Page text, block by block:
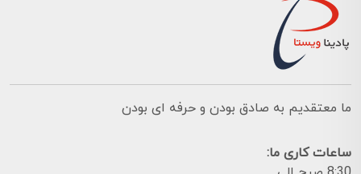
ما معتقدیم به صادق بودن و حرفه ای بودن
ساعات کاری ما: